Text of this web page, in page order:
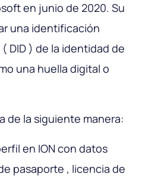
en junio de 2020. Su
una identificación
DID ) de la identidad de
una huella digital o
de la siguiente manera:
en ION con datos
pasaporte , licencia de